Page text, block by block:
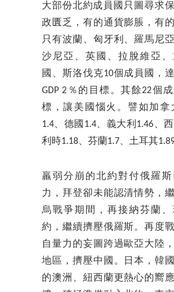
大部份北約成員國只圖尋求
政匱乏，有的通貨膨脹，有
只有波蘭、匈牙利、羅馬尼
沙尼亞、英國、拉脫維亞
國、斯洛伐克10個成員國，
GDP 2％的目標。其餘22個
標，讓美國惱火。譬如加拿
1.4、德國1.4、義大利1.46、
利時1.18、芬蘭1.7、土耳其1.89
羸弱分崩的北約對付俄羅
力，拜登卻未能認清情勢，
烏戰爭期間，再接納芬蘭
約，繼續擠壓俄羅斯。再度
自量力的妄圖跨過歐亞大陸
地區，擠壓中國。日本，韓
的澳洲、紐西蘭更熱心的嚮